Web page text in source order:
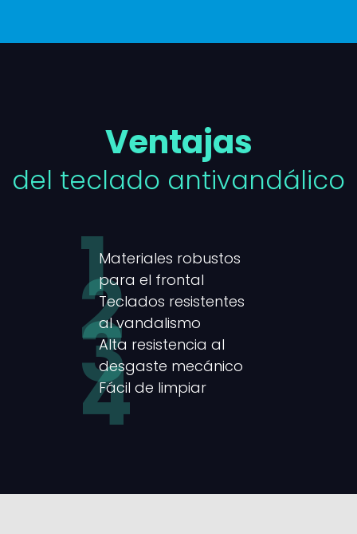
Ventajas
del teclado antivandálico
1Materiales robustos
para el frontal
2
Teclados resistentes
al vandalismo
3
Alta resistencia al
desgaste mecánico
4
Fácil de limpiar